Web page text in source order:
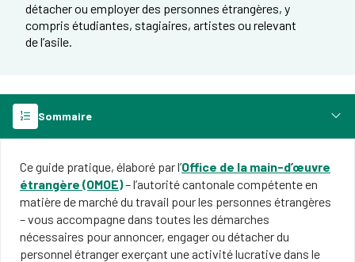
détacher ou employer des personnes étrangères, y
compris étudiantes, stagiaires, artistes ou relevant
de l’asile.
Sommaire
Ce guide pratique, élaboré par l’Office de la main-d’œuvre
étrangère (OMOE)– l’autorité cantonale compétente en
matière de marché du travail pour les personnes étrangères
– vous accompagne dans toutes les démarches
nécessaires pour annoncer, engager ou détacher du
personnel étranger exerçant une activité lucrative dans le